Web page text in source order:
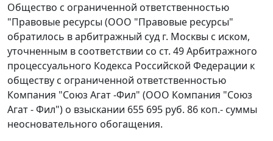
Общество с ограниченной ответственностью
"Правовые ресурсы (ООО "Правовые ресурсы"
обратилось в арбитражный суд г. Москвы с иском,
уточненным в соответствии со ст. 49Арбитражного
процессуального Кодекса Российской Федерации к
обществу с ограниченной ответственностью
Компания "Союз Агат -Фил" (ООО Компания "Союз
Агат - Фил") о взыскании 655 695 руб. 86 коп.- суммы
неосновательного обогащения.